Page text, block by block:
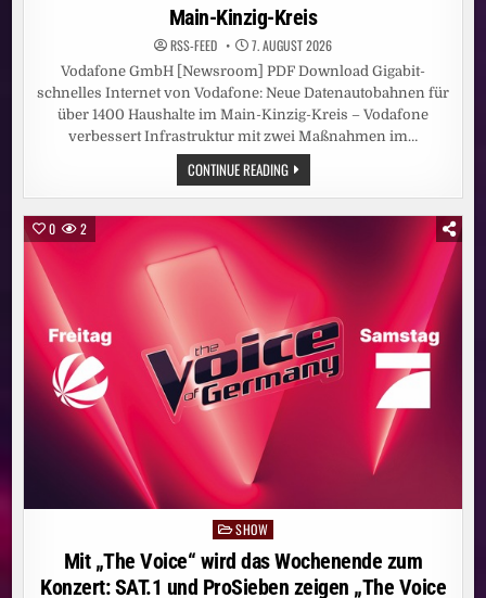
Main-Kinzig-Kreis
RSS-FEED 7. AUGUST 2026
Vodafone GmbH [Newsroom] PDF Download Gigabit-
schnelles Internet von Vodafone: Neue Datenautobahnen für
über 1400 Haushalte im Main-Kinzig-Kreis – Vodafone
verbessert Infrastruktur mit zwei Maßnahmen im…
CONTINUE READINGGIGABIT-
SCHNELLES
INTERNET
VON
VODAFONE:
NEUE
DATENAUTOBAHNEN
FÜR
ÜBER
1400
HAUSHALTE
IM
MAIN-
KINZIG-
KREIS
0 2
Posted
in
SHOW
Mit „The Voice“ wird das Wochenende zum
Konzert: SAT.1 und ProSieben zeigen „The Voice